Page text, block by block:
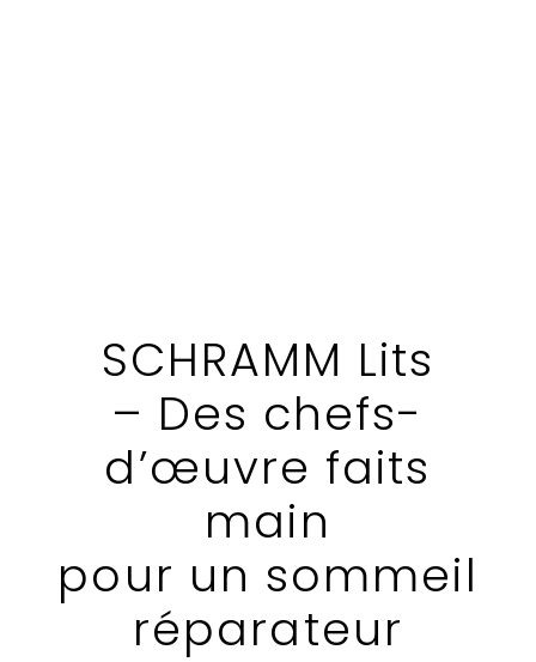
SCHRAMM Lits
– Des chefs-
d’œuvre faits
main
pour un sommeil
réparateur